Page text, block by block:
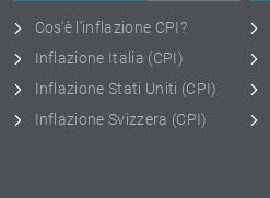
Cos'è l'inflazione CPI?
Inflazione Italia (CPI)
Inflazione Stati Uniti (CPI)
Inflazione Svizzera (CPI)